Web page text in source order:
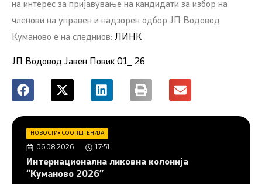
на интерес за пријавување на кандидати за избор на
членови на управен и надзорен одбор ЈП Водовод
Куманово е на следниов: ЛИНК
ЈП Водовод Јавен Повик 01_ 26
НОВОСТИ • СООПШТЕНИЈА
06.08.2026 17:51
Интернационална ликовна колонија
“Куманово 2026”